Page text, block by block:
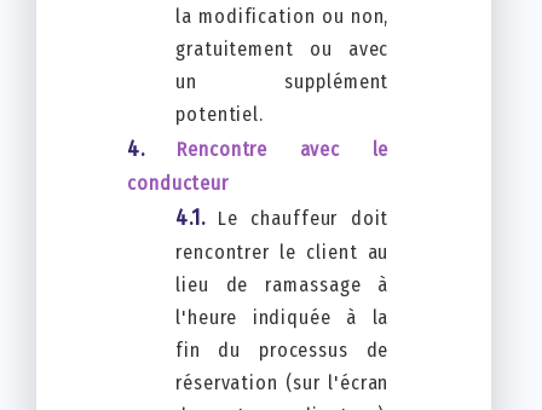
la modification ou non,
gratuitement ou avec
un supplément
potentiel.
Rencontre avec le
conducteur
Le chauffeur doit
rencontrer le client au
lieu de ramassage à
l'heure indiquée à la
fin du processus de
réservation (sur l'écran